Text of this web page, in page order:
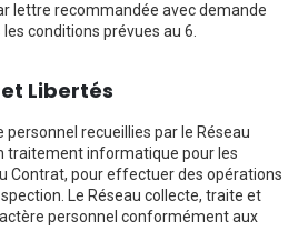
lettre recommandée avec demande
conditions prévues au 6.
Libertés
personnel recueillies par le Réseau
traitement informatique pour les
Contrat, pour effectuer des opérations
Le Réseau collecte, traite et
personnel conformément aux